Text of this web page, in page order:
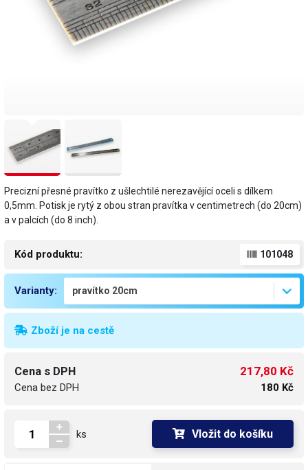
Precizní přesné pravítko z ušlechtilé nerezavějící oceli s dílkem
0,5mm. Potisk je rytý z obou stran pravítka v centimetrech (do 20cm)
a v palcích (do 8 inch).
Kód produktu: 101048
Varianty:
Zboží je na cestě
Cena s DPH
Cena bez DPH
217,80 Kč
180 Kč
ks Vložit do košíku